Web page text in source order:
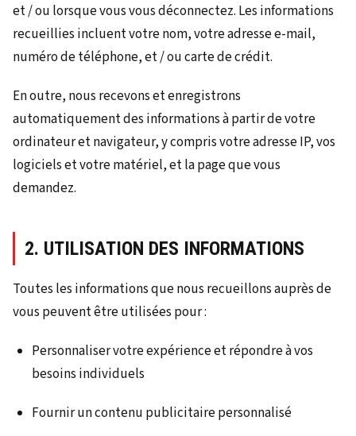
et / ou lorsque vous vous déconnectez. Les informations
recueillies incluent votre nom, votre adresse e-mail,
numéro de téléphone, et / ou carte de crédit.
En outre, nous recevons et enregistrons
automatiquement des informations à partir de votre
ordinateur et navigateur, y compris votre adresse IP, vos
logiciels et votre matériel, et la page que vous
demandez.
2. UTILISATION DES INFORMATIONS
Toutes les informations que nous recueillons auprès de
vous peuvent être utilisées pour :
Personnaliser votre expérience et répondre à vos
besoins individuels
Fournir un contenu publicitaire personnalisé